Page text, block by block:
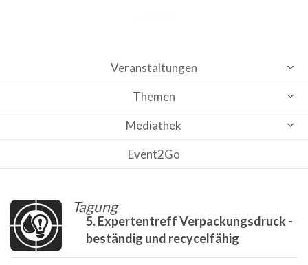
Veranstaltungen
Themen
Mediathek
Event2Go
Tagung
5. Expertentreff Verpackungsdruck -
beständig und recycelfähig